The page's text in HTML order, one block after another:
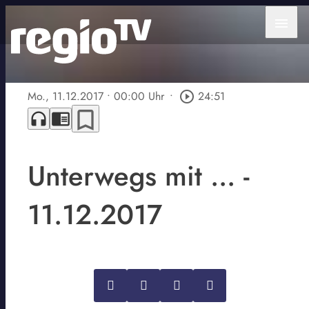
Mo., 11.12.2017 • 00:00 Uhr • play_circle_outline 24:51
headphones chrome_reader_mode bookmark_border
Unterwegs mit ... -
11.12.2017